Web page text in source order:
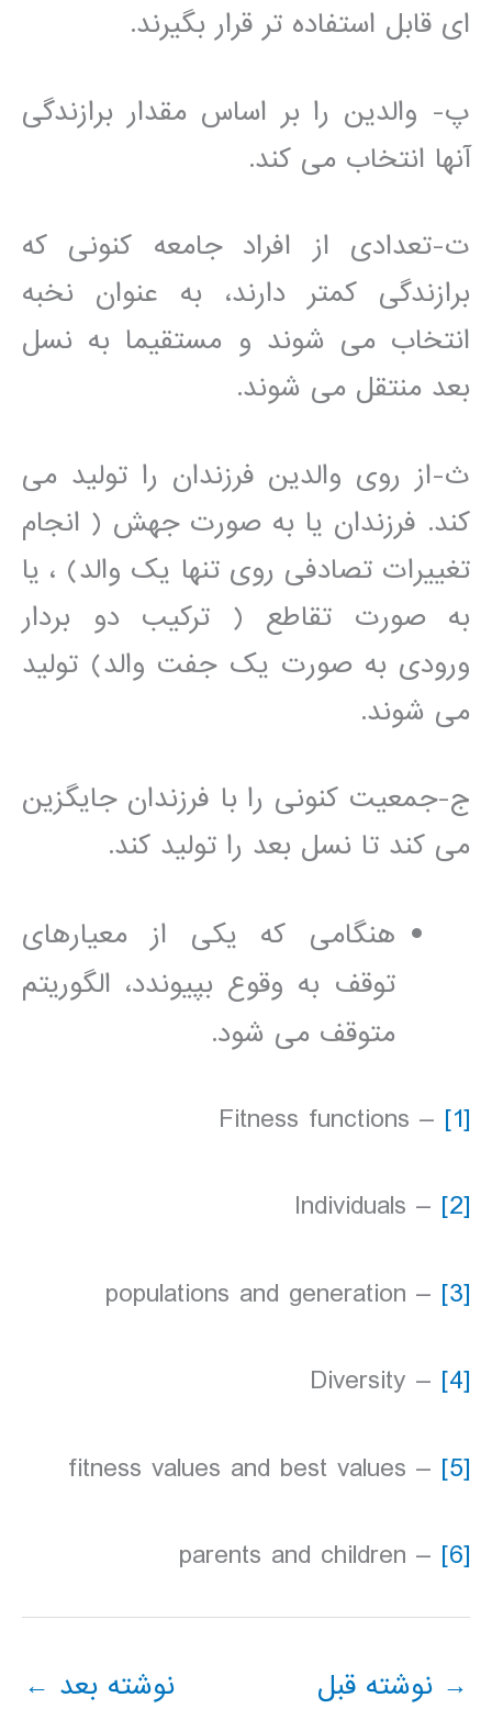
ای قابل استفاده تر قرار بگیرند.
پ- والدین را بر اساس مقدار برازندگی
آنها انتخاب می کند.
ت-تعدادی از افراد جامعه کنونی که
برازندگی کمتر دارند، به عنوان نخبه
انتخاب می شوند و مستقیما به نسل
بعد منتقل می شوند.
ث-از روی والدین فرزندان را تولید می
کند. فرزندان یا به صورت جهش ( انجام
تغییرات تصادفی روی تنها یک والد) ، یا
به صورت تقاطع ( ترکیب دو بردار
ورودی به صورت یک جفت والد) تولید
می شوند.
ج-جمعیت کنونی را با فرزندان جایگزین
می کند تا نسل بعد را تولید کند.
هنگامی که یکی از معیارهای
توقف به وقوع بپیوندد، الگوریتم
متوقف می شود.
[1]
– Fitness functions
[2]
– Individuals
[3]
– populations and generation
[4]
– Diversity
[5]
– fitness values and best values
[6]
– parents and children
→ نوشته قبل نوشته بعد ←